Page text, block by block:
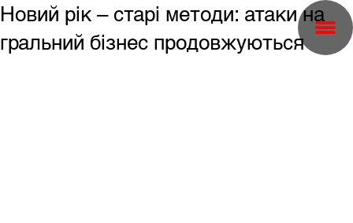
Новий рік – старі методи: атаки на
гральний бізнес продовжуються